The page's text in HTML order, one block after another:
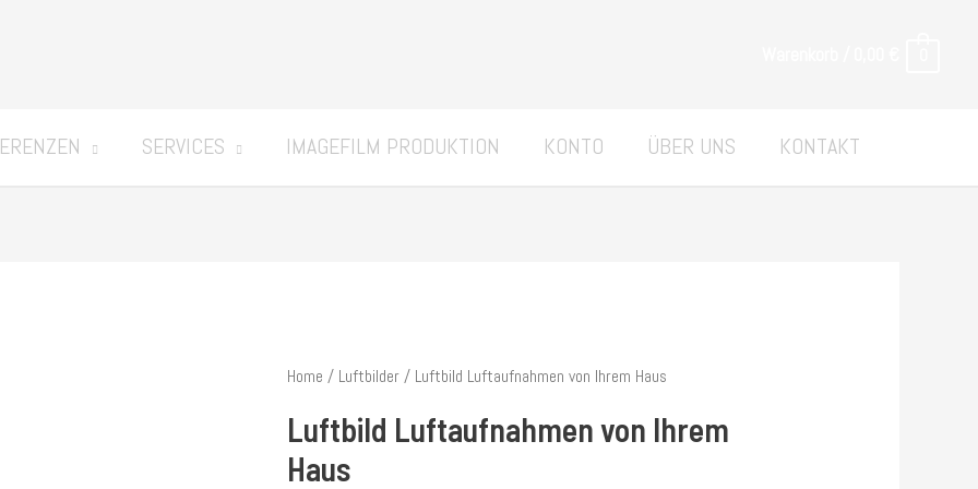
SERVICES IMAGEFILM PRODUKTION KONTO ÜBER UNS KONTAKT
Home / Luftbilder/ Luftbild Luftaufnahmen von Ihrem Haus
Luftbild Luftaufnahmen von Ihrem
Haus